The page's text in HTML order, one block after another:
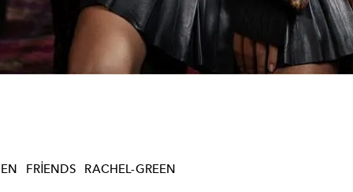
FRIENDS RACHEL-GREEN